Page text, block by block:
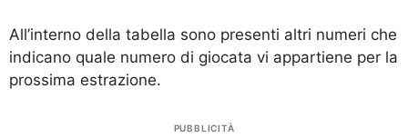
All’interno della tabella sono presenti altri numeri che
indicano quale numero di giocata vi appartiene per la
prossima estrazione.
PUBBLICITÀ